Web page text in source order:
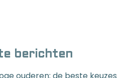
berichten
ouderen: de beste keuzes